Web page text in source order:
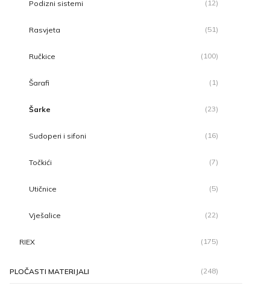
Podizni sistemi (12)
Rasvjeta (51)
Ručkice (100)
Šarafi (1)
Šarke (23)
Sudoperi i sifoni (16)
Točkići (7)
Utičnice (5)
Vješalice (22)
RIEX (175)
PLOČASTI MATERIJALI (248)